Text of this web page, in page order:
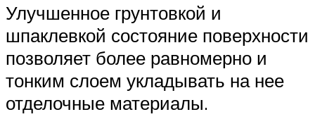
Улучшенное грунтовкой и
шпаклевкой состояние поверхности
позволяет более равномерно и
тонким слоем укладывать на нее
отделочные материалы.